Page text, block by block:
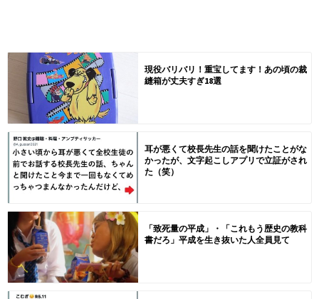
現役バリバリ！重宝してます！あの頃の裁
縫箱が丈夫すぎ18選
耳が悪くて校長先生の話を聞けたことがな
かったが、文字起こしアプリで立証がされ
た（笑）
「致死量の平成」・「これもう歴史の教科
書だろ」平成を生き抜いた人全員見て